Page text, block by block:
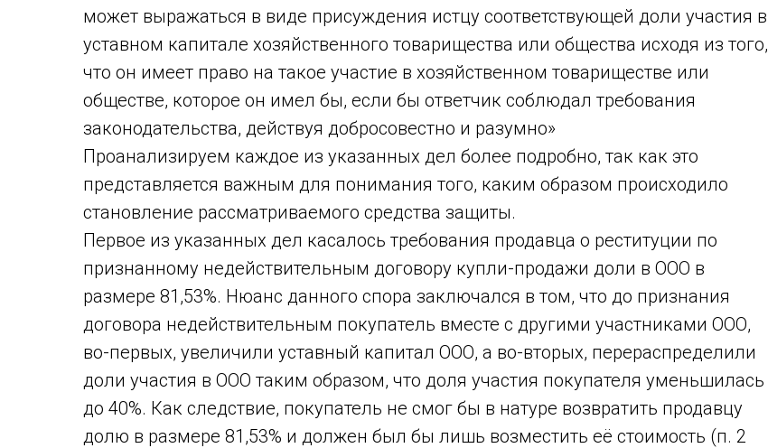
может выражаться в виде присуждения истцу соответствующей доли участия в
уставном капитале хозяйственного товарищества или общества исходя из того,
что он имеет право на такое участие в хозяйственном товариществе или
обществе, которое он имел бы, если бы ответчик соблюдал требования
законодательства, действуя добросовестно и разумно»
Проанализируем каждое из указанных дел более подробно, так как это
представляется важным для понимания того, каким образом происходило
становление рассматриваемого средства защиты.
Первое из указанных дел касалось требования продавца о реституции по
признанному недействительным договору купли-продажи доли в ООО в
размере 81,53%. Нюанс данного спора заключался в том, что до признания
договора недействительным покупатель вместе с другими участниками ООО,
во-первых, увеличили уставный капитал ООО, а во-вторых, перераспределили
доли участия в ООО таким образом, что доля участия покупателя уменьшилась
до 40%. Как следствие, покупатель не смог бы в натуре возвратить продавцу
долю в размере 81,53% и должен был бы лишь возместить её стоимость (п. 2